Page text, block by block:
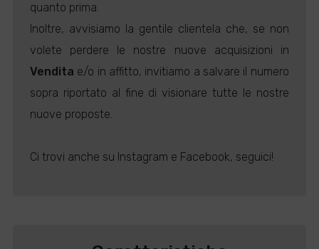
quanto prima.
Inoltre, avvisiamo la gentile clientela che, se non
volete perdere le nostre nuove acquisizioni in
Vendita e/o in affitto, invitiamo a salvare il numero
sopra riportato al fine di visionare tutte le nostre
nuove proposte.
Ci trovi anche su Instagram e Facebook, seguici!